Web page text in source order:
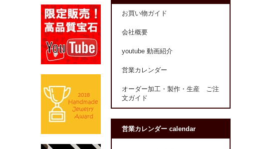
お買い物ガイド
会社概要
youtube 動画紹介
営業カレンダー
オーダー加工・製作・生産 ご注
文ガイド
営業カレンダー calendar